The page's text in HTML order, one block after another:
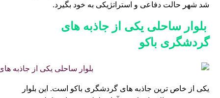
شد شهر حالت دفاعی و استراتژیکی به خود بگیرد.
بلوار ساحلی یکی از جاذبه ‌های
گردشگری باکو
یکی از خاص ترین جاذبه ‌های گردشگری باکو است. این بلوار